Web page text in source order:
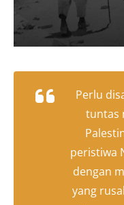
Perlu
tuntas
peristiwa
dengan
yang